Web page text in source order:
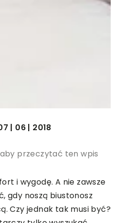
| 06 | 2018
przeczytać ten wpis
i wygodę. A nie zawsze
gdy noszą biustonosz
Czy jednak tak musi być?